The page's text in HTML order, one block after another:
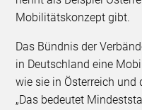
Mobilitätskonzept gibt.
Das Bündnis der
in Deutschland eine
wie sie in Österreich und
„Das bedeutet